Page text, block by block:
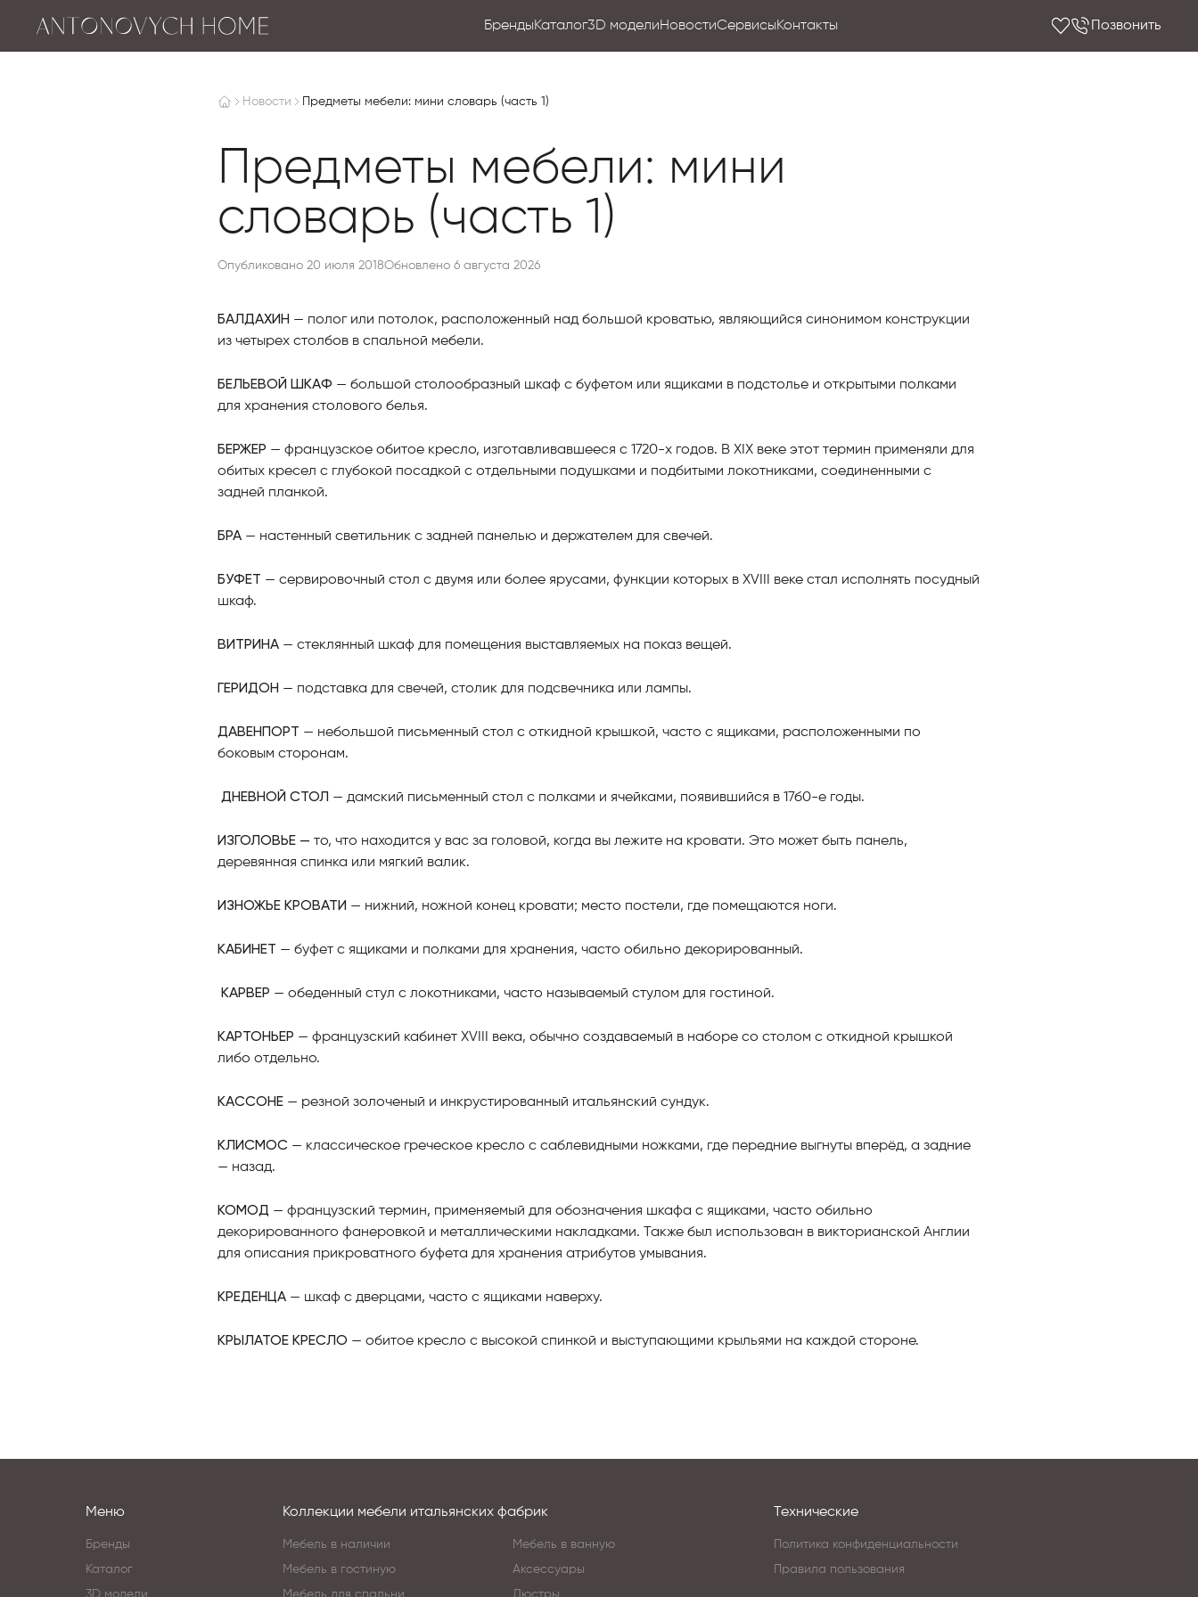
БрендыКаталог3D моделиНовостиСервисыКонтакты Позвонить
Новости Предметы мебели: мини словарь (часть 1)
Предметы мебели: мини
словарь (часть 1)
Опубликовано 20 июля 2018Обновлено 6 августа 2026
БАЛДАХИН — полог или потолок, расположенный над большой кроватью, являющийся синонимом конструкции
из четырех столбов в спальной мебели.
БЕЛЬЕВОЙ ШКАФ — большой столообразный шкаф с буфетом или ящиками в подстолье и открытыми полками
для хранения столового белья.
БЕРЖЕР — французское обитое кресло, изготавливавшееся с 1720-х годов. В XIX веке этот термин применяли для
обитых кресел с глубокой посадкой с отдельными подушками и подбитыми локотниками, соединенными с
задней планкой.
БРА — настенный светильник с задней панелью и держателем для свечей.
БУФЕТ — сервировочный стол с двумя или более ярусами, функции которых в XVIII веке стал исполнять посудный
шкаф.
ВИТРИНА — стеклянный шкаф для помещения выставляемых на показ вещей.
ГЕРИДОН — подставка для свечей, столик для подсвечника или лампы.
ДАВЕНПОРТ — небольшой письменный стол с откидной крышкой, часто с ящиками, расположенными по
боковым сторонам.
ДНЕВНОЙ СТОЛ — дамский письменный стол с полками и ячейками, появившийся в 17б0-е годы.
ИЗГОЛОВЬЕ — то, что находится у вас за головой, когда вы лежите на кровати. Это может быть панель,
деревянная спинка или мягкий валик.
ИЗНОЖЬЕ КРОВАТИ — нижний, ножной конец кровати; место постели, где помещаются ноги.
КАБИНЕТ — буфет с ящиками и полками для хранения, часто обильно декорированный.
КАРВЕР — обеденный стул с локотниками, часто называемый стулом для гостиной.
КАРТОНЬЕР — французский кабинет XVIII века, обычно создаваемый в наборе со столом с откидной крышкой
либо отдельно.
КАССОНЕ — резной золоченый и инкрустированный итальянский сундук.
КЛИСМОС — классическое греческое кресло с саблевидными ножками, где передние выгнуты вперёд, а задние
— назад.
КОМОД — французский термин, применяемый для обозначения шкафа с ящиками, часто обильно
декорированного фанеровкой и металлическими накладками. Также был использован в викторианской Англии
для описания прикроватного буфета для хранения атрибутов умывания.
КРЕДЕНЦА — шкаф с дверцами, часто с ящиками наверху.
КРЫЛАТОЕ КРЕСЛО — обитое кресло с высокой спинкой и выступающими крыльями на каждой стороне.
Коллекции мебели итальянских фабрик
Мебель в наличии
Мебель в гостиную
Мебель для спальни
Мебель в ванную
Аксессуары
Люстры
Меню
Бренды
Каталог
3D модели
Технические
Политика конфиденциальности
Правила пользования